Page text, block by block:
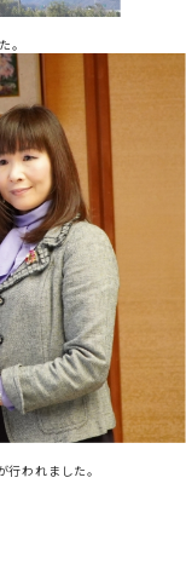
。
われました。